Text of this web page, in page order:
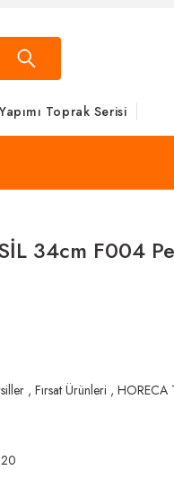
Toprak Serisi
34cm F004
, Fırsat Ürünleri , HORECA